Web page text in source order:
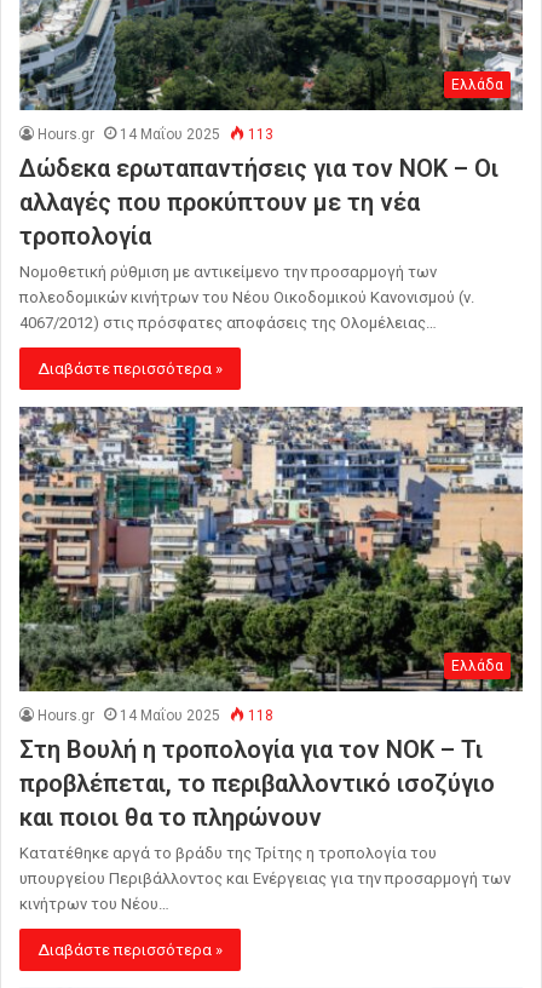
Ελλάδα
Hours.gr 14 Μαΐου 2025 113
Δώδεκα ερωταπαντήσεις για τον ΝΟΚ – Οι
αλλαγές που προκύπτουν με τη νέα
τροπολογία
Νομοθετική ρύθμιση με αντικείμενο την προσαρμογή των
πολεοδομικών κινήτρων του Νέου Οικοδομικού Κανονισμού (ν.
4067/2012) στις πρόσφατες αποφάσεις της Ολομέλειας…
Διαβάστε περισσότερα »
Ελλάδα
Hours.gr 14 Μαΐου 2025 118
Στη Βουλή η τροπολογία για τον ΝΟΚ – Τι
προβλέπεται, το περιβαλλοντικό ισοζύγιο
και ποιοι θα το πληρώνουν
Κατατέθηκε αργά το βράδυ της Τρίτης η τροπολογία του
υπουργείου Περιβάλλοντος και Ενέργειας για την προσαρμογή των
κινήτρων του Νέου…
Διαβάστε περισσότερα »